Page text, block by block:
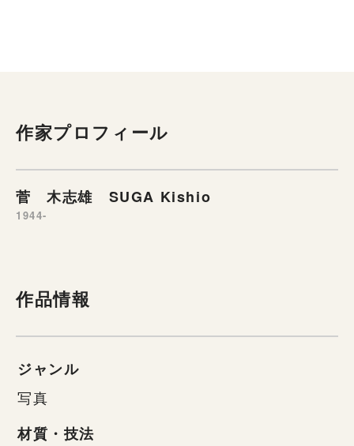
作家プロフィール
菅 木志雄 SUGA Kishio
1944-
作品情報
ジャンル
写真
材質・技法